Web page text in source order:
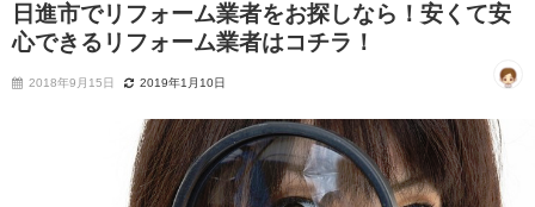
日進市でリフォーム業者をお探しなら！安くて安
心できるリフォーム業者はコチラ！
2018年9月15日 2019年1月10日